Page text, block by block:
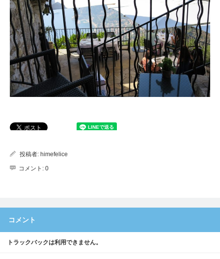
投稿者: himefelice
コメント: 0
コメント
トラックバックは利用できません。